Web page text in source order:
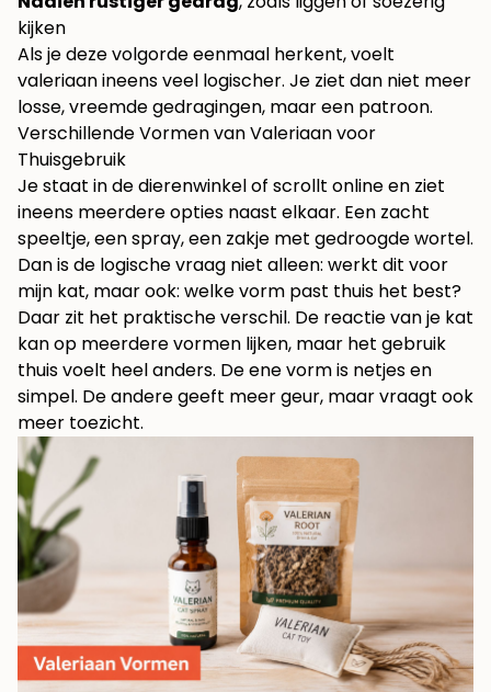
kijken
Als je deze volgorde eenmaal herkent, voelt
valeriaan ineens veel logischer. Je ziet dan niet meer
losse, vreemde gedragingen, maar een patroon.
Verschillende Vormen van Valeriaan voor
Thuisgebruik
Je staat in de dierenwinkel of scrollt online en ziet
ineens meerdere opties naast elkaar. Een zacht
speeltje, een spray, een zakje met gedroogde wortel.
Dan is de logische vraag niet alleen: werkt dit voor
mijn kat, maar ook: welke vorm past thuis het best?
Daar zit het praktische verschil. De reactie van je kat
kan op meerdere vormen lijken, maar het gebruik
thuis voelt heel anders. De ene vorm is netjes en
simpel. De andere geeft meer geur, maar vraagt ook
meer toezicht.